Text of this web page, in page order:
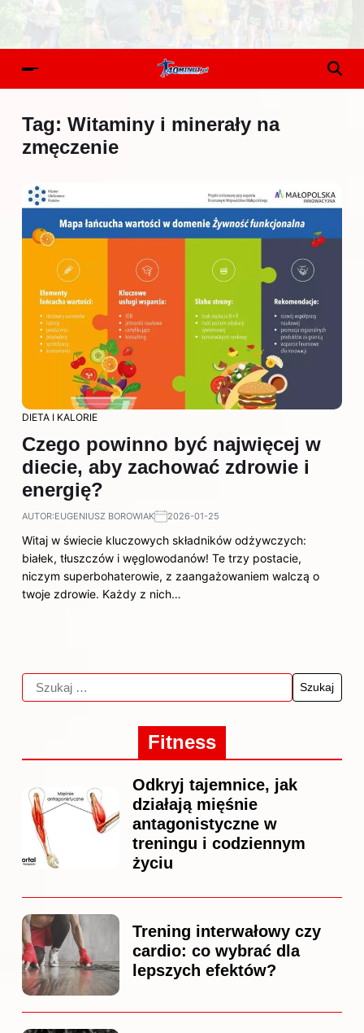
Tag: Witaminy i minerały na
zmęczenie
DIETA I KALORIE
Czego powinno być najwięcej w
diecie, aby zachować zdrowie i
energię?
AUTOR:EUGENIUSZ BOROWIAK 2026-01-25
Witaj w świecie kluczowych składników odżywczych:
białek, tłuszczów i węglowodanów! Te trzy postacie,
niczym superbohaterowie, z zaangażowaniem walczą o
twoje zdrowie. Każdy z nich…
Fitness
Odkryj tajemnice, jak
działają mięśnie
antagonistyczne w
treningu i codziennym
życiu
Trening interwałowy czy
cardio: co wybrać dla
lepszych efektów?